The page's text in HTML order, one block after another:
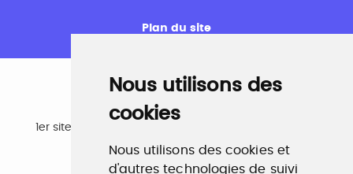
Nous utilisons des
cookies
Nous utilisons des cookies et
d'autres technologies de suivi
Plan du site
Emploi
1er site emploi du secteur culturel 784.000 visites et
www.profilculture.com